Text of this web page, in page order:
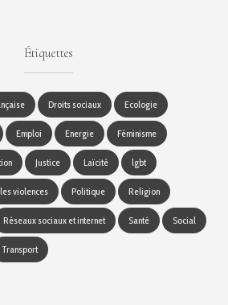
Étiquettes
Droits sociaux Ecologie
Emploi Energie Féminisme
Justice Laïcité lgbt
violences Politique Religion
Réseaux sociaux et internet Santé Social
Transport